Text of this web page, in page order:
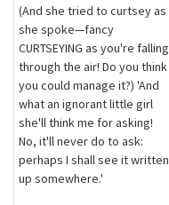
(And she tried to curtsey as
she spoke—fancy
CURTSEYING as you're falling
through the air! Do you think
you could manage it?) 'And
what an ignorant little girl
she'll think me for asking!
No, it'll never do to ask:
perhaps I shall see it written
up somewhere.'